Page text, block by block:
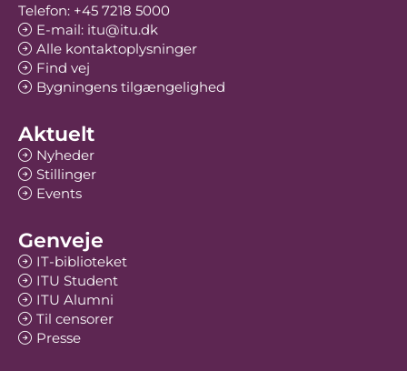
Telefon: +45 7218 5000
E-mail: itu@itu.dk
Alle kontaktoplysninger
Find vej
Bygningens tilgængelighed
Aktuelt
Nyheder
Stillinger
Events
Genveje
IT-biblioteket
ITU Student
ITU Alumni
Til censorer
Presse